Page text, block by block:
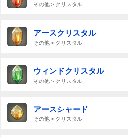
その他 > クリスタル
アースクリスタル
その他 > クリスタル
ウィンドクリスタル
その他 > クリスタル
アースシャード
その他 > クリスタル